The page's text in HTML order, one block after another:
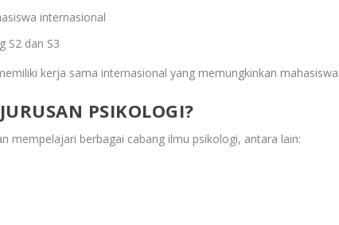
internasional
S2 dan S3
kerja sama internasional yang memungkinkan
PSIKOLOGI?
mempelajari berbagai cabang ilmu psikologi, antara lain: